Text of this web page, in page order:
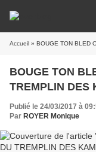
Accueil » BOUGE TON BLED
BOUGE TON
TREMPLIN DES
Publié le 24/03/2017 à
Par ROYER Monique